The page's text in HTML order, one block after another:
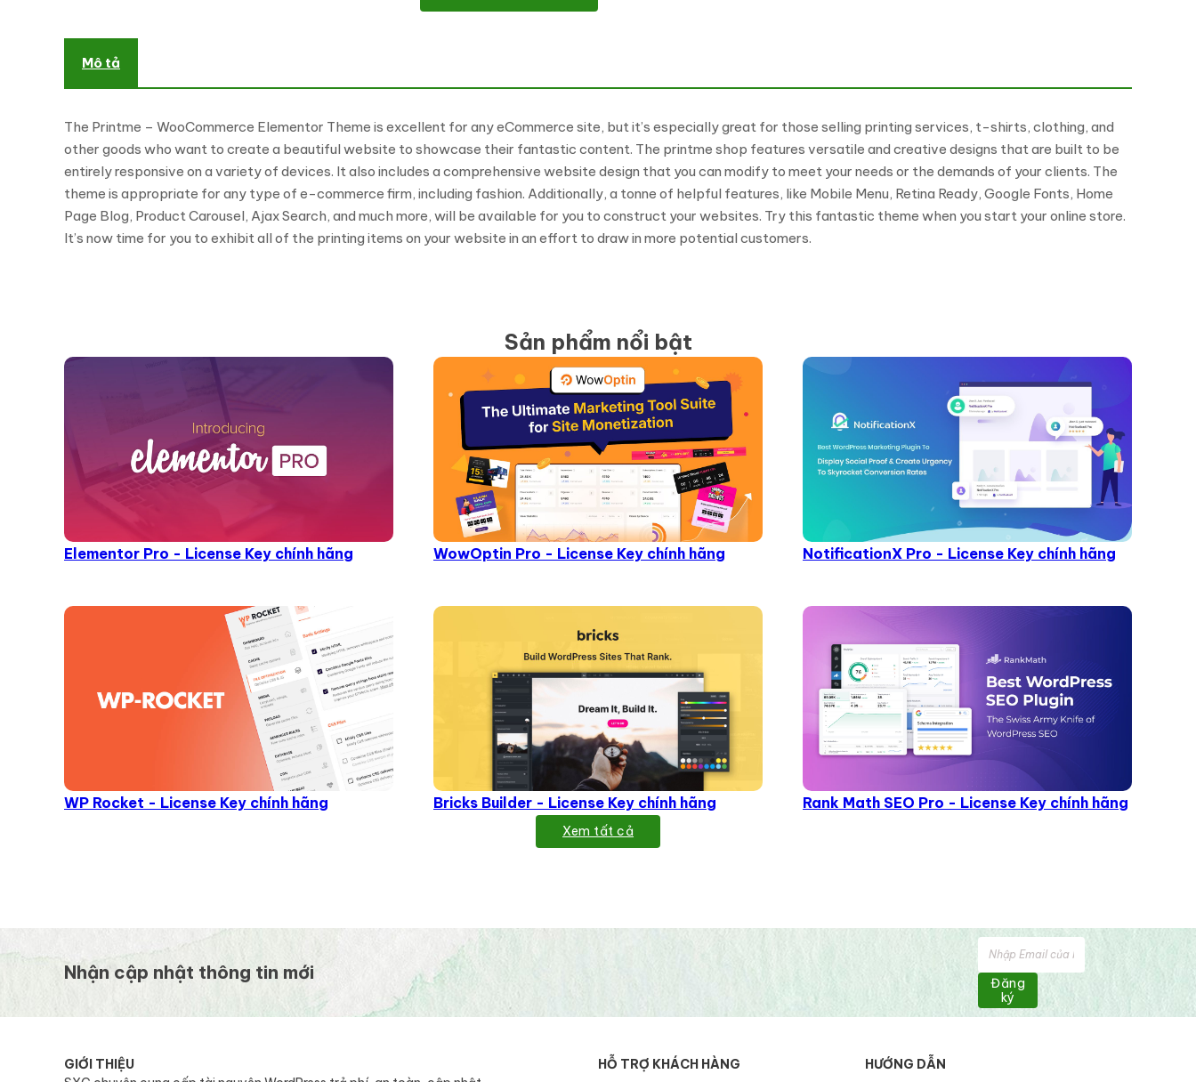
Mô tả
The Printme – WooCommerce Elementor Theme is excellent for any eCommerce site, but it’s especially great for those selling printing services, t-shirts, clothing, and
other goods who want to create a beautiful website to showcase their fantastic content. The printme shop features versatile and creative designs that are built to be
entirely responsive on a variety of devices. It also includes a comprehensive website design that you can modify to meet your needs or the demands of your clients. The
theme is appropriate for any type of e-commerce firm, including fashion. Additionally, a tonne of helpful features, like Mobile Menu, Retina Ready, Google Fonts, Home
Page Blog, Product Carousel, Ajax Search, and much more, will be available for you to construct your websites. Try this fantastic theme when you start your online store.
It’s now time for you to exhibit all of the printing items on your website in an effort to draw in more potential customers.
Sản phẩm nổi bật
Elementor Pro - License Key chính hãng WowOptin Pro - License Key chính hãng NotificationX Pro - License Key chính hãng
WP Rocket - License Key chính hãng Bricks Builder - License Key chính hãng Rank Math SEO Pro - License Key chính hãng
Xem tất cả
Nhận cập nhật thông tin mới
Đăng
ký
GIỚI THIỆU
HỖ TRỢ KHÁCH HÀNG HƯỚNG DẪN